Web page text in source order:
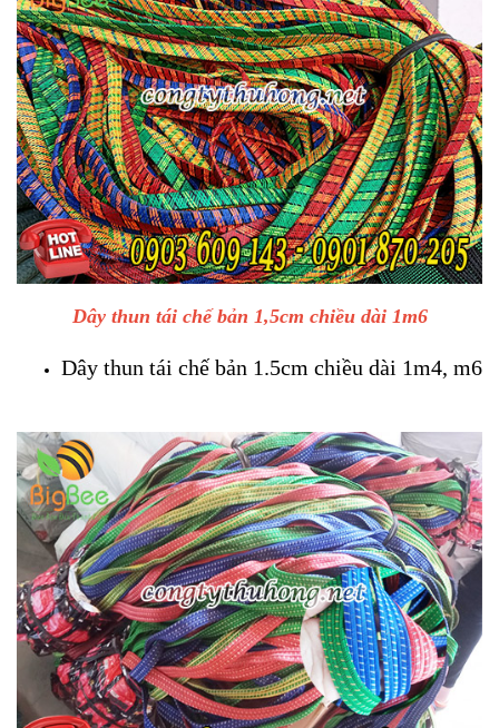
Dây thun tái chế bản 1,5cm chiều dài 1m6
Dây thun tái chế bản 1.5cm chiều dài 1m4, m6